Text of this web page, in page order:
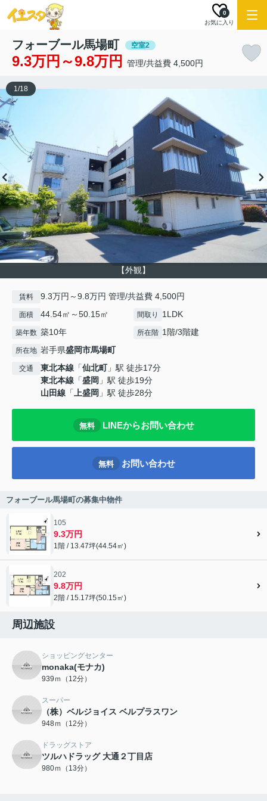
お気に入り
0
フォーブール馬場町 空室2
9.3万円～9.8万円 管理/共益費 4,500円
【外観】
1/18
賃料 9.3万円～9.8万円 管理/共益費 4,500円
面積 44.54㎡～50.15㎡ 間取り 1LDK
築年数 築10年 所在階 1階/3階建
所在地 岩手県盛岡市馬場町
交通 東北本線 「仙北町」駅 徒歩17分
東北本線 「盛岡 」駅 徒歩19分
山田線 「上盛岡 」駅 徒歩28分
無料 LINEからお問い合わせ
無料 お問い合わせ
フォーブール馬場町の募集中物件
105
9.3万円
1階 / 13.47坪(44.54㎡)
202
9.8万円
2階 / 15.17坪(50.15㎡)
周辺施設
ショッピングセンター
monaka(モナカ)
939ｍ（12分）
スーパー
（株）ベルジョイス ベルプラスワン
948ｍ（12分）
ドラッグストア
ツルハドラッグ 大通２丁目店
980ｍ（13分）